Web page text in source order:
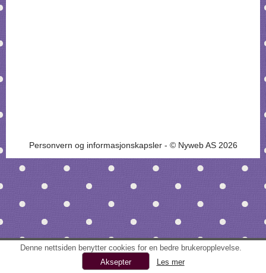
Personvern og informasjonskapsler- © Nyweb AS 2026
Denne nettsiden benytter cookies for en bedre brukeropplevelse.
Les mer